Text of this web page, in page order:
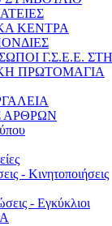
ΚΕΝΤΡΑ
Γ.Σ.Ε.Ε.
ΠΡΩΤΟΜΑΓΙΑ
ΑΡΘΡΩΝ
- Κινητοποιήσεις
- Εγκύκλιοι